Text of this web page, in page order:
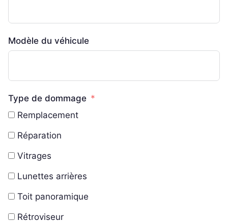
Modèle du véhicule
Type de dommage
Remplacement
Réparation
Vitrages
Lunettes arrières
Toit panoramique
Rétroviseur